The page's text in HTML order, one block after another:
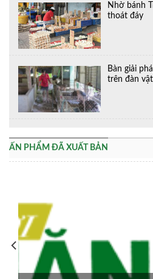
Nhờ bánh
thoát đáy
Bàn giải
trên đàn
ẤN PHẨM ĐÃ XUẤT BẢN